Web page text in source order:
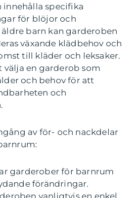
innehålla specifika
för blöjor och
barn kan garderoben
växande klädbehov och
till kläder och leksaker.
välja en garderob som
och behov för att
och
av för- och nackdelar
garderober för barnrum
förändringar.